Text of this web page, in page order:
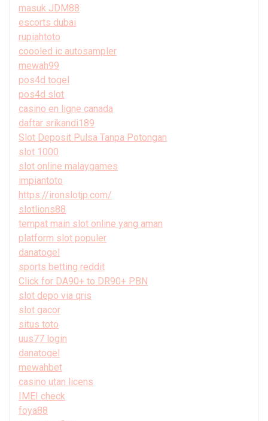
masuk JDM88
escorts dubai
rupiahtoto
coooled ic autosampler
mewah99
pos4d togel
pos4d slot
casino en ligne canada
daftar srikandi189
Slot Deposit Pulsa Tanpa Potongan
slot 1000
slot online malaygames
impiantoto
https://ironslotjp.com/
slotlions88
tempat main slot online yang aman
platform slot populer
danatogel
sports betting reddit
Click for DA90+ to DR90+ PBN
slot depo via qris
slot gacor
situs toto
uus77 login
danatogel
mewahbet
casino utan licens
IMEI check
foya88